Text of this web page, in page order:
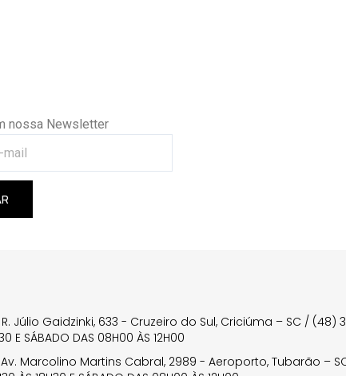
nossa Newsletter
Júlio Gaidzinki, 633 - Cruzeiro do Sul, Criciúma – SC / (48)
E SÁBADO DAS 08H00 ÀS 12H00
Marcolino Martins Cabral, 2989 - Aeroporto, Tubarão –